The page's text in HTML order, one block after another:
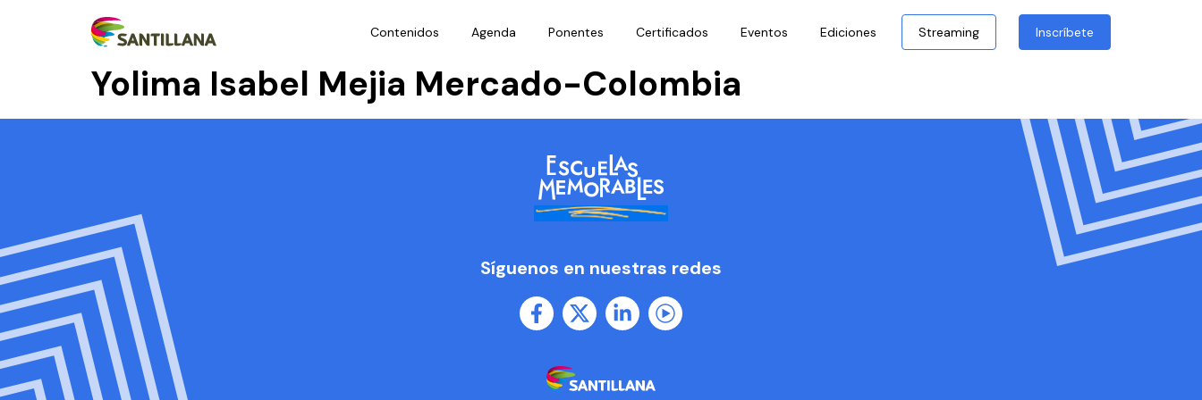
Contenidos Agenda Ponentes Certificados Eventos Ediciones Streaming Inscríbete
Yolima Isabel Mejia Mercado-Colombia
Síguenos en nuestras redes